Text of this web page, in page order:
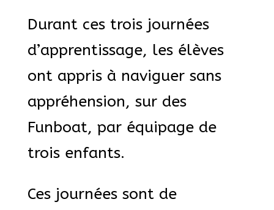
Durant ces trois journées
d’apprentissage, les élèves
ont appris à naviguer sans
appréhension, sur des
Funboat, par équipage de
trois enfants.
Ces journées sont de